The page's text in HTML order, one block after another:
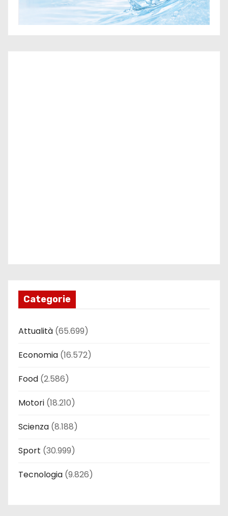
Categorie
Attualità (65.699)
Economia (16.572)
Food (2.586)
Motori (18.210)
Scienza (8.188)
Sport (30.999)
Tecnologia (9.826)